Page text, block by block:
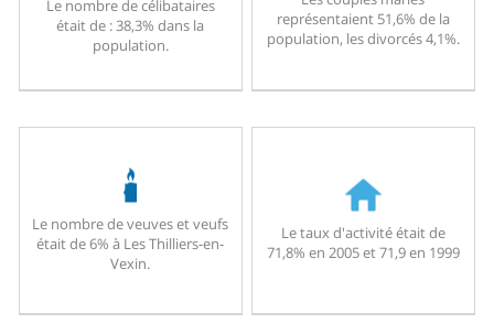
Le nombre de célibataires
était de : 38,3% dans la
population.
représentaient 51,6% de la
population, les divorcés 4,1%.
Le nombre de veuves et veufs
était de 6% à Les Thilliers-en-
Vexin.
Le taux d'activité était de
71,8% en 2005 et 71,9 en 1999